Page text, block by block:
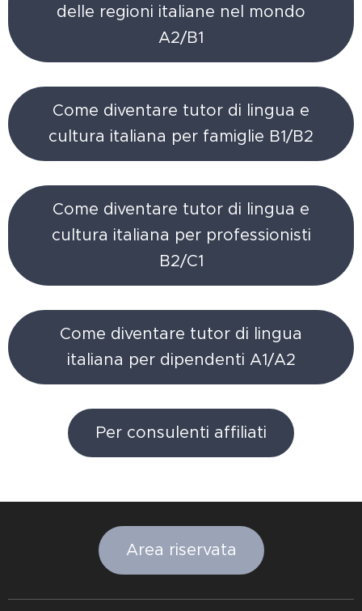
delle regioni italiane nel mondo
A2/B1
Come diventare tutor di lingua e
cultura italiana per famiglie B1/B2
Come diventare tutor di lingua e
cultura italiana per professionisti
B2/C1
Come diventare tutor di lingua
italiana per dipendenti A1/A2
Per consulenti affiliati
Area riservata